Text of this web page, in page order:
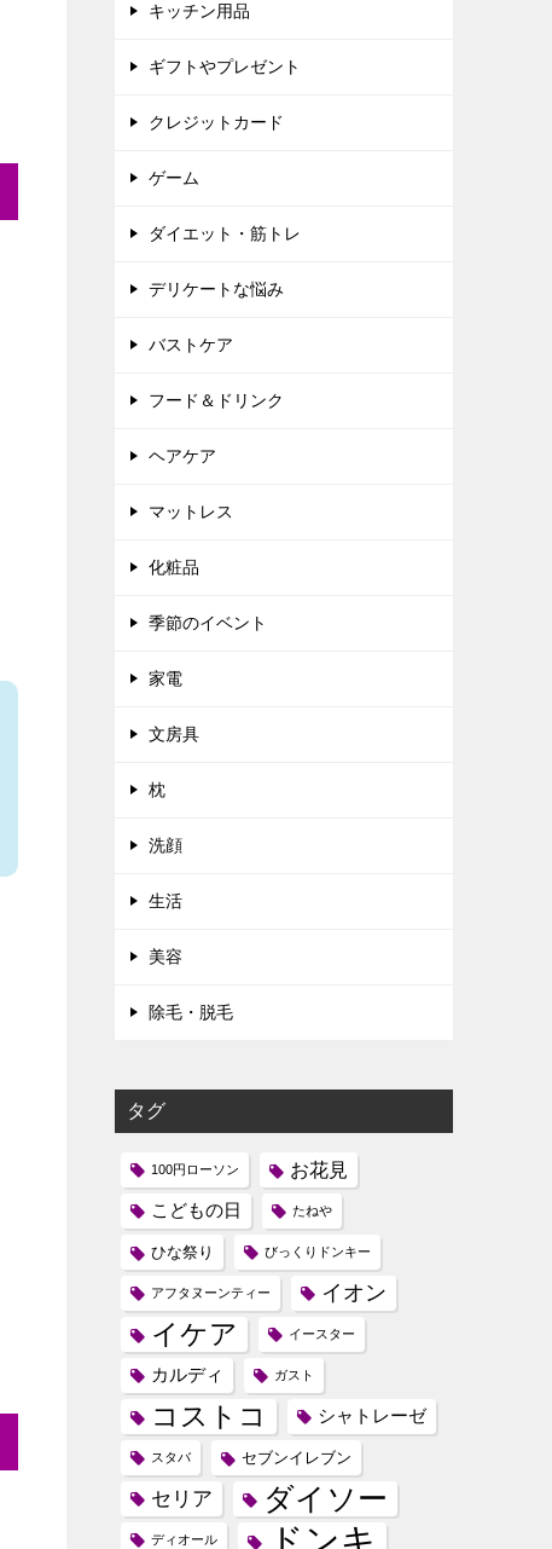
キッチン用品
ギフトやプレゼント
クレジットカード
ゲーム
ダイエット・筋トレ
デリケートな悩み
バストケア
フード＆ドリンク
ヘアケア
マットレス
化粧品
季節のイベント
家電
文房具
枕
洗顔
生活
美容
除毛・脱毛
タグ
100円ローソン お花見
こどもの日 たねや
ひな祭り びっくりドンキー
アフタヌーンティー イオン
イケア イースター
カルディ ガスト
コストコ シャトレーゼ
スタバ セブンイレブン
セリア ダイソー
ディオール ドンキ